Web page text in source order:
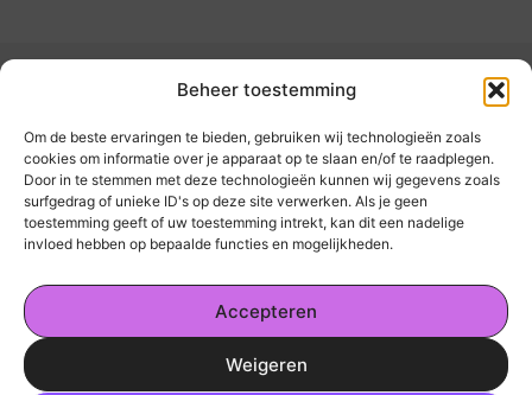
Beheer toestemming
Om de beste ervaringen te bieden, gebruiken wij technologieën zoals
cookies om informatie over je apparaat op te slaan en/of te raadplegen.
Door in te stemmen met deze technologieën kunnen wij gegevens zoals
surfgedrag of unieke ID's op deze site verwerken. Als je geen
toestemming geeft of uw toestemming intrekt, kan dit een nadelige
invloed hebben op bepaalde functies en mogelijkheden.
Accepteren
Weigeren
kickinsite.nl – Echt, eerlijk, alles wat telt.
Een verzameling van blogs en artikelen die
een breed scala aan onderwerpen uit het
dagelijks leven behandelen.